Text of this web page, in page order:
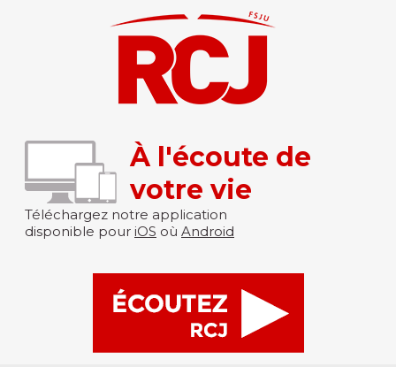
À l'écoute de
votre vie
Téléchargez notre application
disponible pour iOS où Android